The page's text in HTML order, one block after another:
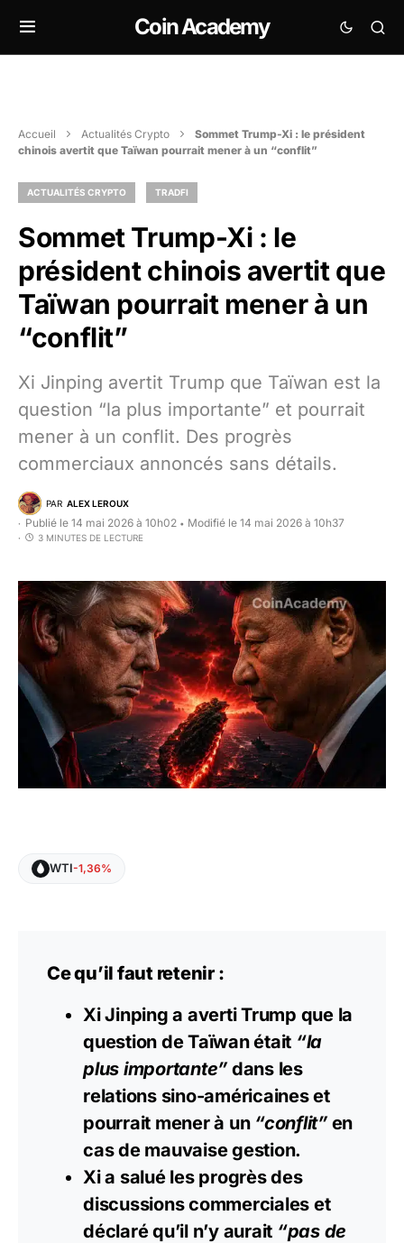
Coin Academy
Accueil Actualités Crypto
Sommet Trump-Xi : le président
chinois avertit que Taïwan pourrait mener à un “conflit”
ACTUALITÉS CRYPTO TRADFI
Sommet Trump-Xi : le
président chinois avertit que
Taïwan pourrait mener à un
“conflit”
Xi Jinping avertit Trump que Taïwan est la
question “la plus importante” et pourrait
mener à un conflit. Des progrès
commerciaux annoncés sans détails.
PAR ALEX LEROUX
Publié le 14 mai 2026 à 10h02 • Modifié le 14 mai 2026 à 10h37
3 MINUTES DE LECTURE
WTI-1,36%
Ce qu’il faut retenir :
Xi Jinping a averti Trump que la
question de Taïwan était “la
plus importante”dans les
relations sino-américaines et
pourrait mener à un “conflit”en
cas de mauvaise gestion.
Xi a salué les progrès des
discussions commerciales et
déclaré qu’il n’y aurait “pas de